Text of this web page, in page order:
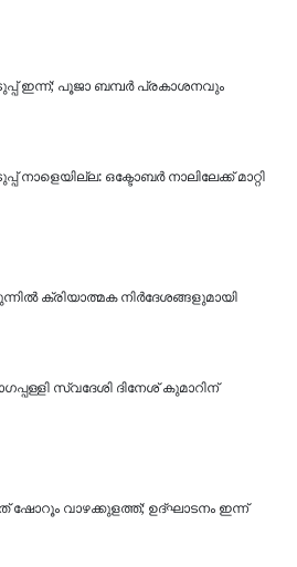
ഇന്ന്; പൂജാ ബമ്പർ പ്രകാശനവും
ഒക്ടോബര്‍ നാലിലേക്ക് മാറ്റി
ക്രിയാത്മക നിർദേശങ്ങളുമായി
സ്വദേശി ദിനേശ് കുമാറിന്
ഷോറൂം വാഴക്കുളത്ത്; ഉദ്ഘാടനം ഇന്ന്